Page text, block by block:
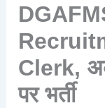
Clerk,
पर भर्ती